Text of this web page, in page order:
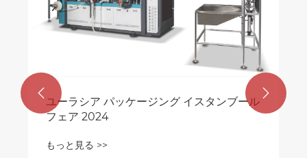
ユーラシア パッケージング イスタンブール
フェア 2024
もっと見る >>
 